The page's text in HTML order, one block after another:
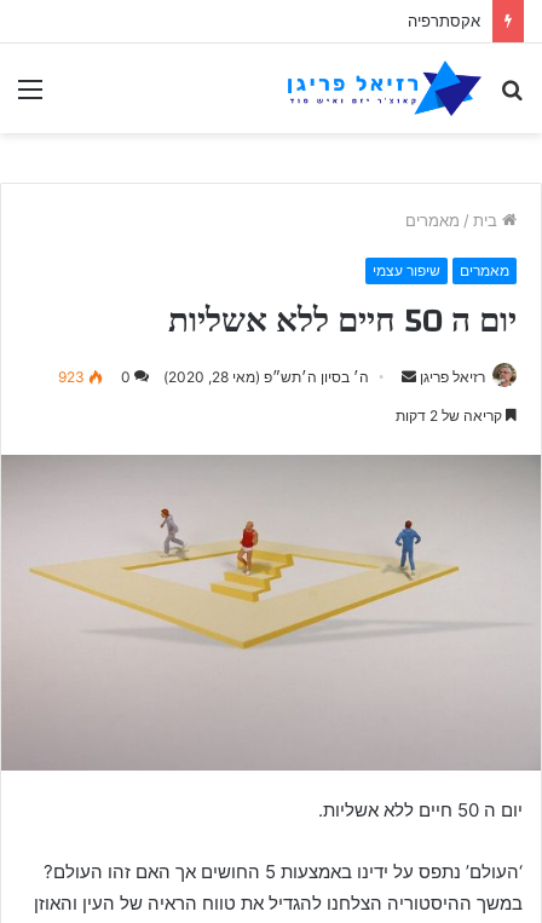
הפרדוקס האקסתרפי
לחפש
בית / מאמרים
מאמרים שיפור עצמי
יום ה 50 חיים ללא אשליות
רזיאל פריגן
Send ה׳ בסיון ה׳תש״פ (מאי 28, 2020) 0
923
קריאה של 2 דקות
יום ה 50 חיים ללא אשליות.
‘העולם’ נתפס על ידינו באמצעות 5 החושים אך האם זהו העולם?
במשך ההיסטוריה הצלחנו להגדיל את טווח הראיה של העין והאוזן